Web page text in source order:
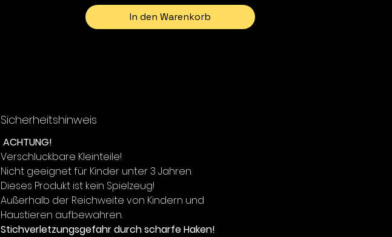
In den Warenkorb
Sicherheitshinweis
ACHTUNG!
Verschluckbare Kleinteile!
Nicht geeignet für Kinder unter 3 Jahren.
Dieses Produkt ist kein Spielzeug!
Außerhalb der Reichweite von Kindern und
Haustieren aufbewahren.
Stichverletzungsgefahr durch scharfe Haken!